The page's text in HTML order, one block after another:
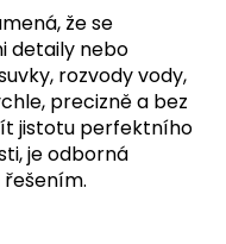
že se
detaily nebo
rozvody vody,
precizně a bez
jistotu perfektního
je odborná